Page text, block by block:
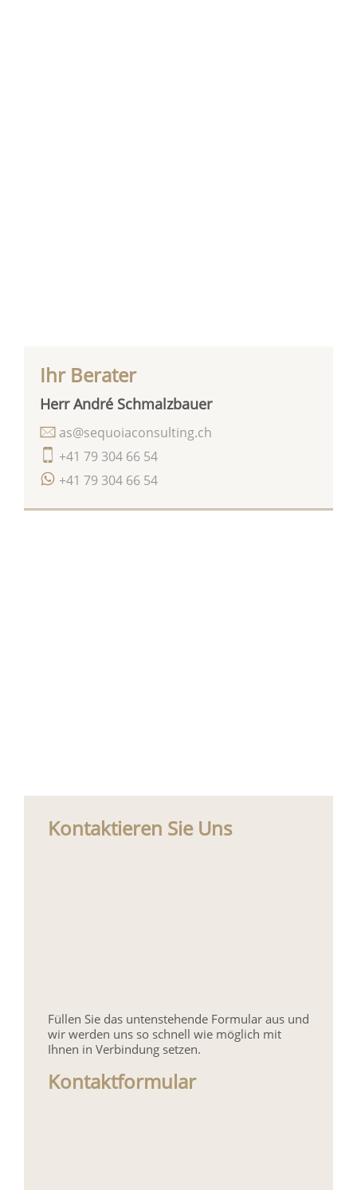
Ihr Berater
Herr André Schmalzbauer
+41 79 304 66 54
+41 79 304 66 54
as@sequoiaconsulting.ch
Kontaktieren Sie Uns
Füllen Sie das untenstehende Formular aus und
wir werden uns so schnell wie möglich mit
Ihnen in Verbindung setzen.
Kontaktformular